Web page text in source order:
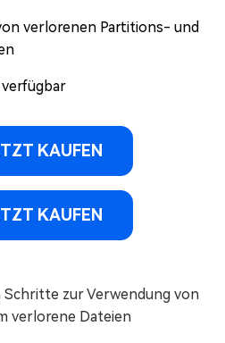
verlorenen Partitions- und
KAUFEN
KAUFEN
zur Verwendung von
verlorene Dateien